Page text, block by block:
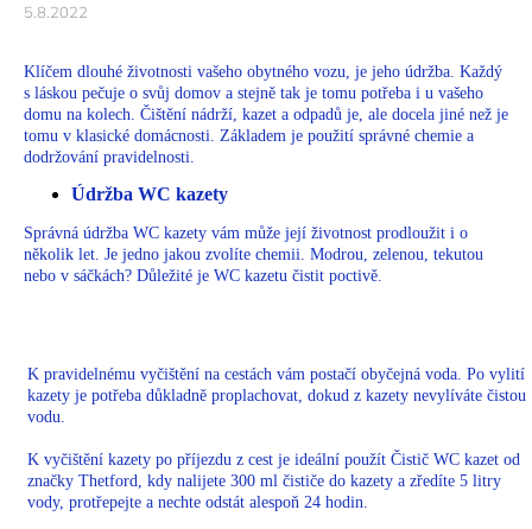
5.8.2022
Klíčem dlouhé životnosti vašeho obytného vozu, je jeho údržba. Každý
s láskou pečuje o svůj domov a stejně tak je tomu potřeba i u vašeho
domu na kolech. Čištění nádrží, kazet a odpadů je, ale docela jiné než je
tomu v klasické domácnosti. Základem je použití správné chemie a
dodržování pravidelnosti.
Údržba WC kazety
Správná údržba WC kazety vám může její životnost prodloužit i o
několik let. Je jedno jakou zvolíte chemii. Modrou, zelenou, tekutou
nebo v sáčkách? Důležité je WC kazetu čistit poctivě.
K pravidelnému vyčištění na cestách vám postačí obyčejná voda. Po vylití
kazety je potřeba důkladně proplachovat, dokud z kazety nevylíváte čistou
vodu.
K vyčištění kazety po příjezdu z cest je ideální použít Čistič WC kazet od
značky Thetford, kdy nalijete 300 ml čističe do kazety a zředíte 5 litry
vody, protřepejte a nechte odstát alespoň 24 hodin.